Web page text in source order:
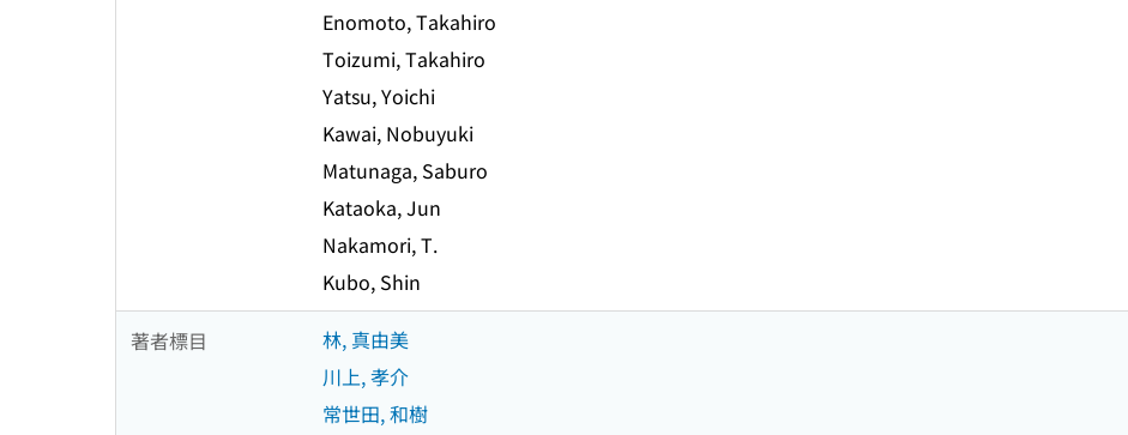
Enomoto, Takahiro
Toizumi, Takahiro
Yatsu, Yoichi
Kawai, Nobuyuki
Matunaga, Saburo
Kataoka, Jun
Nakamori, T.
Kubo, Shin
著者標目
林, 真由美
川上, 孝介
常世田, 和樹